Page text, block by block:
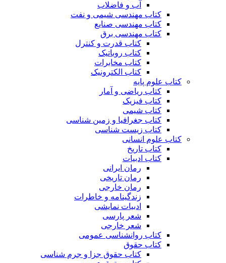
آب و فاضلاب
کتاب مهندسی شیمی و نفت
کتاب مهندسی صنایع
کتاب مهندسی برق
کتاب قدرت و کنترل
کتاب روباتیک
کتاب مخابرات
کتاب الکترونیک
کتاب علوم پایه
کتاب ریاضی و آمار
کتاب فیزیک
کتاب شیمی
کتاب جغرافیا و زمین شناسی
کتاب زیست شناسی
کتاب علوم انسانی
کتاب تاریخ
کتاب ادبیات
رمان ایرانی
رمان تاریخی
رمان خارجی
زندگینامه و خاطرات
ادبیات نمایشی
شعر پارسی
شعر خارجی
کتاب روانشناسی عمومی
کتاب حقوق
کتاب حقوق جزا و جرم شناسی